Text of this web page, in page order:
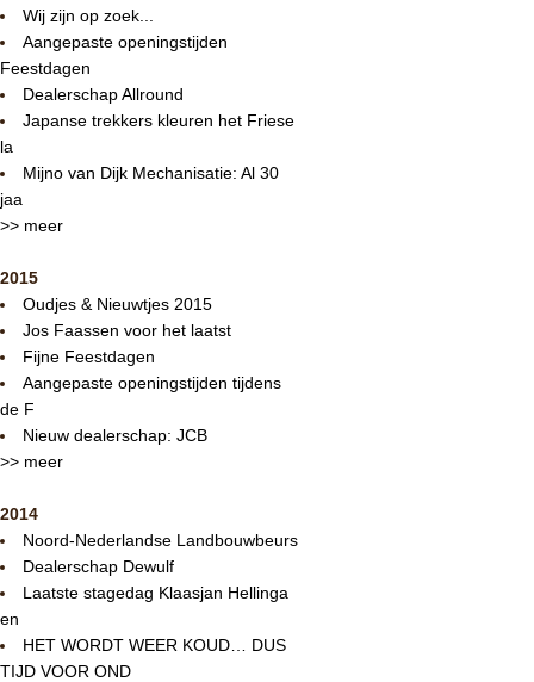
Wij zijn op zoek...
Aangepaste openingstijden
Feestdagen
Dealerschap Allround
Japanse trekkers kleuren het Friese
la
Mijno van Dijk Mechanisatie: Al 30
jaa
>> meer
2015
Oudjes & Nieuwtjes 2015
Jos Faassen voor het laatst
Fijne Feestdagen
Aangepaste openingstijden tijdens
de F
Nieuw dealerschap: JCB
>> meer
2014
Noord-Nederlandse Landbouwbeurs
Dealerschap Dewulf
Laatste stagedag Klaasjan Hellinga
en
HET WORDT WEER KOUD… DUS
TIJD VOOR OND